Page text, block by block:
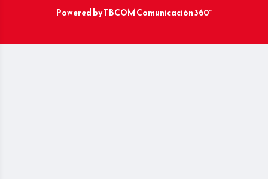
Powered byTBCOM Comunicación 360°